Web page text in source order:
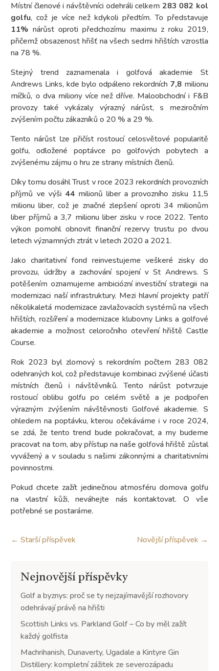
Místní členové i návštěvníci odehráli celkem 283 082 kol
golfu, což je více než kdykoli předtím. To představuje
11% nárůst oproti předchozímu maximu z roku 2019,
přičemž obsazenost hřišť na všech sedmi hřištích vzrostla
na 78 %.
Stejný trend zaznamenala i golfová akademie St
Andrews Links, kde bylo odpáleno rekordních 7,8 milionu
míčků, o dva miliony více než dříve. Maloobchodní i F&B
provozy také vykázaly výrazný nárůst, s meziročním
zvýšením počtu zákazníků o 20 % a 29 %.
Tento nárůst lze přičíst rostoucí celosvětové popularitě
golfu, odložené poptávce po golfových pobytech a
zvýšenému zájmu o hru ze strany místních členů.
Díky tomu dosáhl Trust v roce 2023 rekordních provozních
příjmů ve výši 44milionů liber a provozního zisku 11,5
milionu liber, což je značné zlepšení oproti 34 milionům
liber příjmů a 3,7 milionu liber zisku v roce 2022. Tento
výkon pomohl obnovit finanční rezervy trustu po dvou
letech významných ztrát v letech 2020 a 2021.
Jako charitativní fond reinvestujeme veškeré zisky do
provozu, údržby a zachování spojení v St Andrews. S
potěšením oznamujeme ambiciózní investiční strategii na
modernizaci naší infrastruktury. Mezi hlavní projekty patří
několikaletá modernizace zavlažovacích systémů na všech
hřištích, rozšíření a modernizace klubovny Links a golfové
akademie a možnost celoročního otevření hřiště Castle
Course.
Rok 2023 byl zlomový s rekordním počtem 283 082
odehraných kol, což představuje kombinaci zvýšené účasti
místních členů i návštěvníků. Tento nárůst potvrzuje
rostoucí oblibu golfu po celém světě a je podpořen
výrazným zvýšením návštěvnosti Golfové akademie. S
ohledem na poptávku, kterou očekáváme i v roce 2024,
se zdá, že tento trend bude pokračovat, a my budeme
pracovat na tom, aby přístup na naše golfová hřiště zůstal
vyvážený a v souladu s našimi zákonnými a charitativními
povinnostmi.
Pokud chcete zažít jedinečnou atmosféru domova golfu
na vlastní kůži, neváhejte nás kontaktovat. O vše
potřebné se postaráme.
←Starší příspěvek Novější příspěvek →
Nejnovější příspěvky
Golf a byznys: proč se ty nejzajímavější rozhovory
odehrávají právě na hřišti
Scottish Links vs. Parkland Golf – Co by měl zažít
každý golfista
Machrihanish, Dunaverty, Ugadale a Kintyre Gin
Distillery: kompletní zážitek ze severozápadu